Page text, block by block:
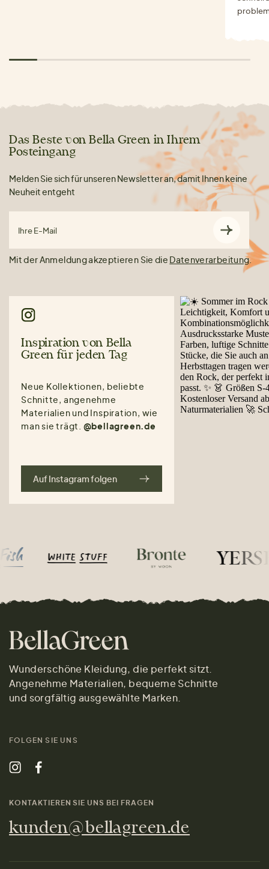
Das Beste von Bella Green in Ihrem
Posteingang
Melden Sie sich für unseren Newsletter an, damit Ihnen keine
Neuheit entgeht
Ihre E-Mail
Mit der Anmeldung akzeptieren Sie die Datenverarbeitung.
Inspiration von Bella
Green für jeden Tag
Neue Kollektionen, beliebte
Schnitte, angenehme
Materialien und Inspiration, wie
man sie trägt. @bellagreen.de
Auf Instagram folgen
Wunderschöne Kleidung, die perfekt sitzt.
Angenehme Materialien, bequeme Schnitte
und sorgfältig ausgewählte Marken.
FOLGEN SIE UNS
KONTAKTIEREN SIE UNS BEI FRAGEN
kunden@bellagreen.de